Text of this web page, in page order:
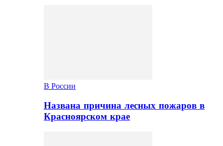
В России
Названа причина лесных пожаров в
Красноярском крае